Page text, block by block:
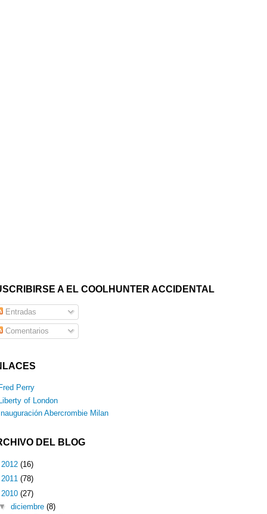
A EL COOLHUNTER ACCIDENTAL
Entradas
Comentarios
Perry
of London
Abercrombie Milan
DEL BLOG
2012 (16)
2011 (78)
2010 (27)
diciembre (8)